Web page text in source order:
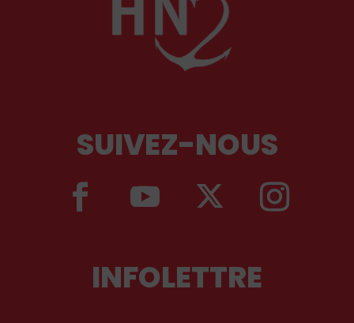
SUIVEZ-NOUS
INFOLETTRE